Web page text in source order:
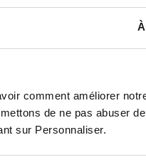
comment améliorer
de ne pas abuser
sur Personnaliser.